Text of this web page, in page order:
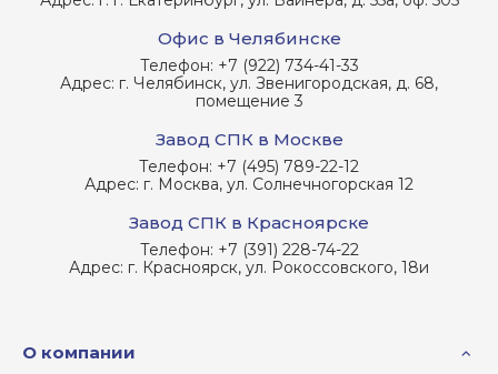
Офис в Челябинске
Телефон: +7 (922) 734-41-33
Адрес: г. Челябинск, ул. Звенигородская, д. 68,
помещение 3
Завод СПК в Москве
Телефон: +7 (495) 789-22-12
Адрес: г. Москва, ул. Солнечногорская 12
Завод СПК в Красноярске
Телефон: +7 (391) 228-74-22
Адрес: г. Красноярск, ул. Рокоссовского, 18и
О компании